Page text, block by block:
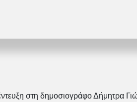
στη δημοσιογράφο Δήμητρα